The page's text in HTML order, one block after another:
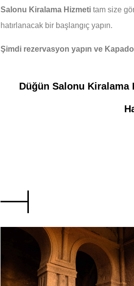
Salonu Kiralama Hizmeti tam size
hatırlanacak bir başlangıç yapın.
Şimdi rezervasyon yapın ve
Düğün Salonu Kiralama